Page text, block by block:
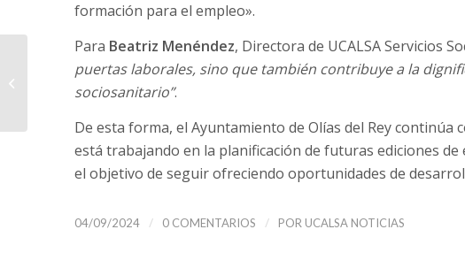
formación para el empleo».
Para Beatriz Menéndez, Directora de UCALSA Servicios
puertas laborales, sino que también contribuye a la
sociosanitario”.
De esta forma, el Ayuntamiento de Olías del Rey
está trabajando en la planificación de futuras ediciones
el objetivo de seguir ofreciendo oportunidades de
04/09/2024 / 0 COMENTARIOS / POR UCALSA NOTICIAS
UCALSA Servicios
Sociosanitarios lanza
“La Biblioteca a